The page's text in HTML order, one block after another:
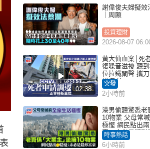
謝偉俊夫婦擬效
｜周顯
投資理財
2026-08-07
02:38
黃大仙血案│死
復噪音滋擾 聽到樓上單
位拉鐵閘聲 攜刀等𨋢伏
擊傷者
突發
2小時前
港男偷聽驚悉老
10物業 父母常
極慳 網民點出
憂：未必是隱形
Juicy叮
時事熱話
6小時前